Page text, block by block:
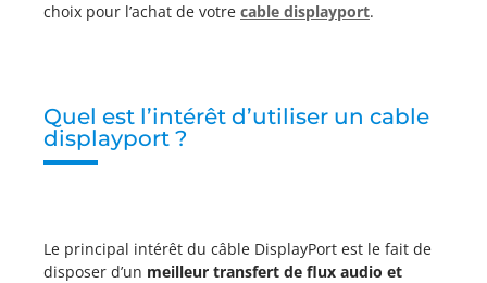
choix pour l’achat de votre cable displayport.
Quel est l’intérêt d’utiliser un cable
displayport ?
Le principal intérêt du câble DisplayPort est le fait de
disposer d’un meilleur transfert de flux audio et